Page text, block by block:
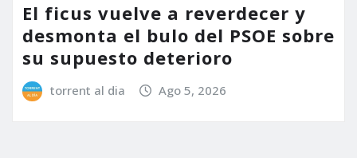
El ficus vuelve a reverdecer y
desmonta el bulo del PSOE sobre
su supuesto deterioro
torrent al dia Ago 5, 2026